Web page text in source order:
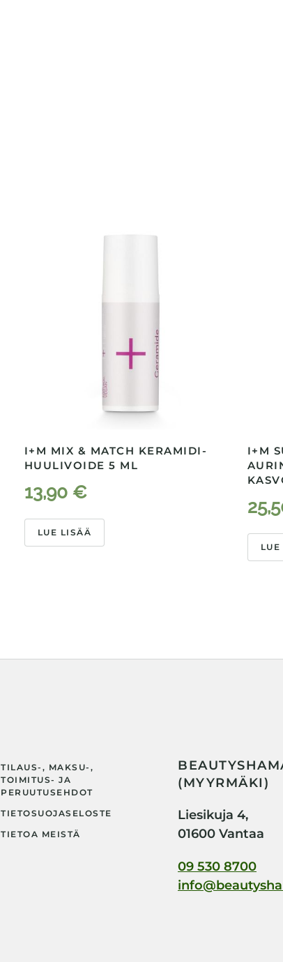
I+M MIX & MATCH KERAMIDI-
HUULIVOIDE 5 ML
13,90 €
LUE LISÄÄ
I+M
TILAUS-, MAKSU-,
TOIMITUS- JA
PERUUTUSEHDOT
TIETOSUOJASELOSTE
TIETOA MEISTÄ
(MYYRMÄKI)
Liesikuja 4,
01600 Vantaa
09 530 8700